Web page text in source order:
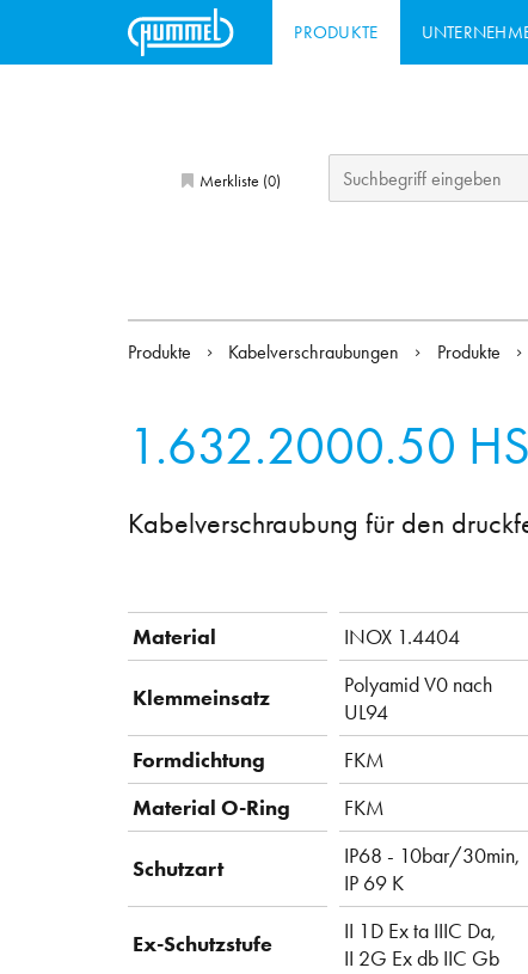
PRODUKTE
Merkliste (0)
Produkte Kabelverschraubungen Produkte
1.632.2000.50
Kabelverschraubung für den
Material INOX 1.4404
Klemmeinsatz
Polyamid V0 nach
UL94
Formdichtung
FKM
Material O-Ring
FKM
Schutzart
IP68 - 10bar/30min,
IP 69 K
Ex-Schutzstufe
II 1D Ex ta IIIC Da,
II 2G Ex db IIC Gb